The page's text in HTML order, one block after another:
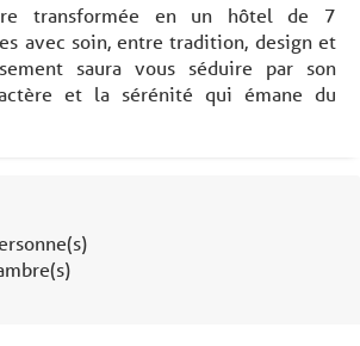
transformée en un hôtel de 7
avec soin, entre tradition, design et
saura vous séduire par son
et la sérénité qui émane du